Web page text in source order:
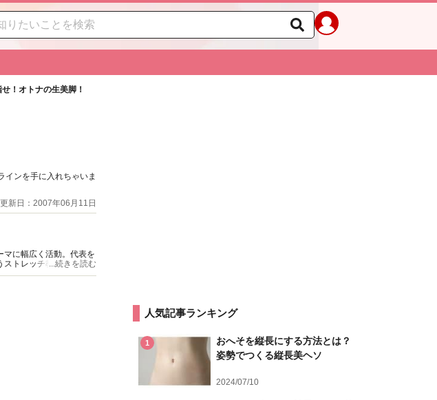
せ！オトナの生美脚！
インを手に入れちゃいま
更新日：2007年06月11日
マに幅広く活動。代表を
ストレッチ教室はじめ、
...続きを読む
人気記事ランキング
1
おへそを縦長にする方法とは？
姿勢でつくる縦長美ヘソ
2024/07/10